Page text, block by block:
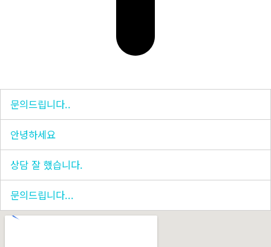
문의드립니다..
안녕하세요
상담 잘 했습니다.
문의드립니다...